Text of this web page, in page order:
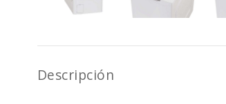
Descripción